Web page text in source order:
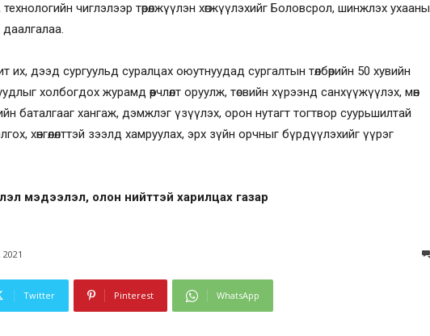
технологийн чиглэлээр төрөлжүүлэн хөгжүүлэхийг Боловсрол, шинжлэх ухааны
их, дээд сургуульд суралцах оюутнуудад сургалтын төлбөрийн 50 хувийн
холбогдох журамд өөрчлөлт оруулж, төсвийн хүрээнд санхүүжүүлэх, мөн
баталгааг хангаж, дэмжлэг үзүүлэх, орон нутагт тогтвор суурьшилтай
хөнгөлөлттэй зээлд хамруулах, эрх зүйн орчныг бүрдүүлэхийг үүрэг
мэдээлэл, олон нийттэй харилцах газар
2021
Twitter Pinterest WhatsApp